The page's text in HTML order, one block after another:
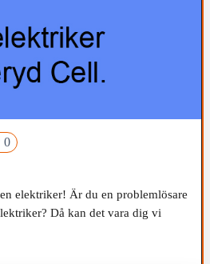
0
elektriker! Är du en problemlösare
Då kan det vara dig vi